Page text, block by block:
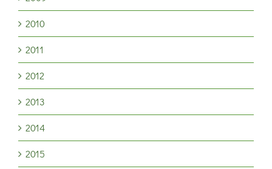
2010
2011
2012
2013
2014
2015